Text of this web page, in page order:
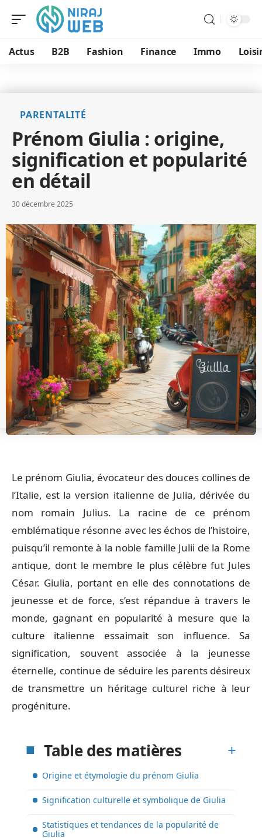
Actus B2B Fashion Finance Immo
PARENTALITÉ
Prénom Giulia : origine,
signification et popularité
en détail
30 décembre 2025
Le prénom Giulia, évocateur des douces collines de
l’Italie, est la version italienne de Julia, dérivée du
nom romain Julius. La racine de ce prénom
emblématique résonne avec les échos de l’histoire,
puisqu’il remonte à la noble famille Julii de la Rome
antique, dont le membre le plus célèbre fut Jules
César. Giulia, portant en elle des connotations de
jeunesse et de force, s’est répandue à travers le
monde, gagnant en popularité à mesure que la
culture italienne essaimait son influence. Sa
signification, souvent associée à la jeunesse
éternelle, continue de séduire les parents désireux
de transmettre un héritage culturel riche à leur
progéniture.
Table des matières
Origine et étymologie du prénom Giulia
Signification culturelle et symbolique de Giulia
Statistiques et tendances de la popularité de
Giulia